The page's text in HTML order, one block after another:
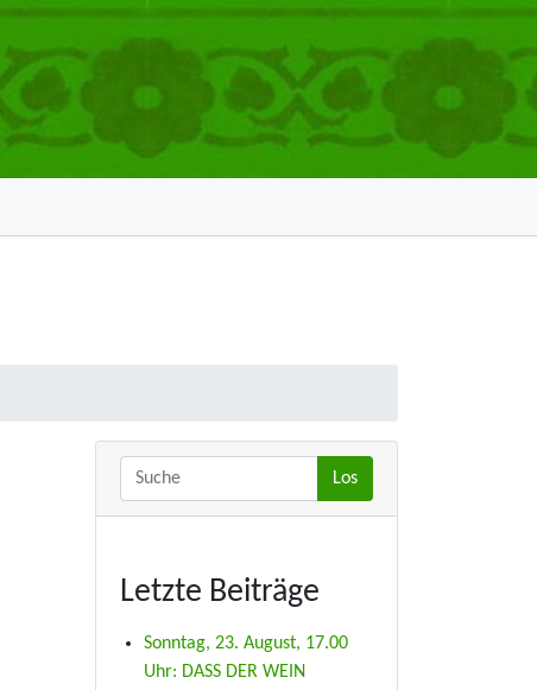
Letzte Beiträge
Sonntag, 23. August, 17.00
Uhr: DASS DER WEIN